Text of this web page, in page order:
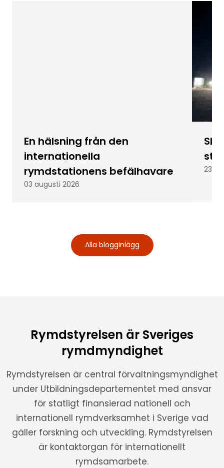
En hälsning från den
internationella
rymdstationens befälhavare
03 augusti 2026
23
Alla blogginlägg
Rymdstyrelsen är Sveriges
rymdmyndighet
Rymdstyrelsen är central förvaltningsmyndighet
under Utbildningsdepartementet med ansvar
för statligt finansierad nationell och
internationell rymdverksamhet i Sverige vad
gäller forskning och utveckling. Rymdstyrelsen
är kontaktorgan för internationellt
rymdsamarbete.